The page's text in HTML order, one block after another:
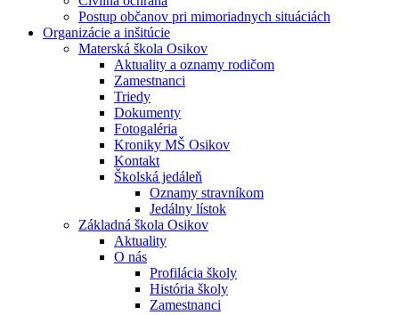
Postup občanov pri mimoriadnych situáciách
Organizácie a inšitúcie
Materská škola Osikov
Aktuality a oznamy rodičom
Zamestnanci
Triedy
Dokumenty
Fotogaléria
Kroniky MŠ Osikov
Kontakt
Školská jedáleň
Oznamy stravníkom
Jedálny lístok
Základná škola Osikov
Aktuality
O nás
Profilácia školy
História školy
Zamestnanci